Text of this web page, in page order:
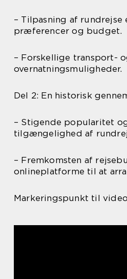
– Tilpasning af
præferencer og budget.
– Forskellige transport-
overnatningsmuligheder.
Del 2: En historisk
– Stigende popularitet
tilgængelighed af
– Fremkomsten af
onlineplatforme til at
Markeringspunkt til video